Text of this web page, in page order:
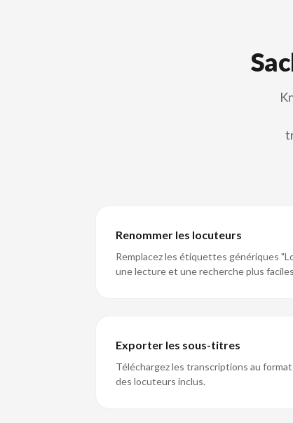
Renommer les locuteurs
Remplacez les étiquettes génériques
une lecture et une recherche plus
Exporter les sous-titres
Téléchargez les transcriptions au
des locuteurs inclus.